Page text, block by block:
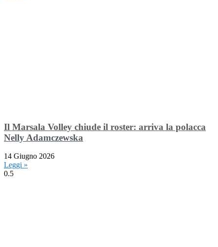
Il Marsala Volley chiude il roster: arriva la polacca
Nelly Adamczewska
14 Giugno 2026
Leggi »